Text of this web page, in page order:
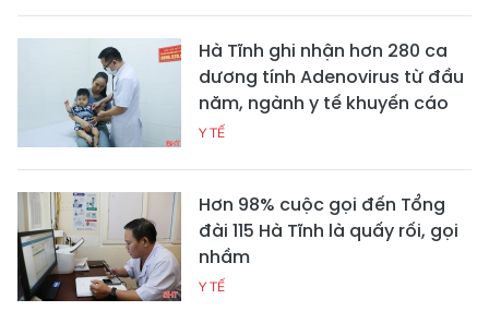
Hà Tĩnh ghi nhận hơn 280 ca
dương tính Adenovirus từ đầu
năm, ngành y tế khuyến cáo
Y TẾ
Hơn 98% cuộc gọi đến Tổng
đài 115 Hà Tĩnh là quấy rối, gọi
nhầm
Y TẾ